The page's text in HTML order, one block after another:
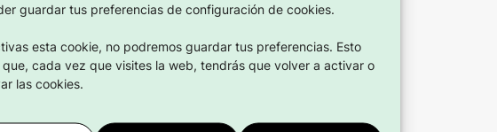
guardar tus preferencias de configuración de cookies.
esta cookie, no podremos guardar tus preferencias. Esto
que, cada vez que visites la web, tendrás que volver a activar o
las cookies.